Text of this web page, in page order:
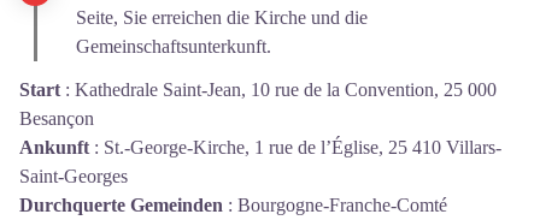
Seite, Sie erreichen die Kirche und die
Gemeinschaftsunterkunft.
Start : Kathedrale Saint-Jean, 10 rue de la Convention, 25 000
Besançon
Ankunft : St.-George-Kirche, 1 rue de l’Église, 25 410 Villars-
Saint-Georges
Durchquerte Gemeinden : Bourgogne-Franche-Comté